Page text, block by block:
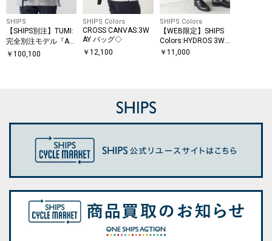
SHIPS
【SHIPS別注】TUMI:
完全別注モデル『AL
PHA 3』ミッド 3WAY
￥ 100,100
SHIPS Colors
CROSS CANVAS:3W
AY バッグ◇
￥12,100
SHIPS Colors
【WEB限定】SHIPS
Colors:HYDROS 3WA
Y ブリーフケース
￥ 11,000